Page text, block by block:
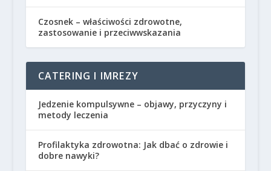
Czosnek – właściwości zdrowotne,
zastosowanie i przeciwwskazania
CATERING I IMREZY
Jedzenie kompulsywne – objawy, przyczyny i
metody leczenia
Profilaktyka zdrowotna: Jak dbać o zdrowie i
dobre nawyki?